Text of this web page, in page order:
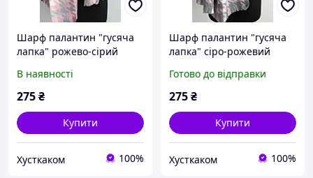
Шарф палантин "гусяча
лапка" рожево-сірий
В наявності
275₴
Купити
Хусткаком 100%
Шарф палантин "гусяча
лапка" сіро-рожевий
Готово до відправки
275₴
Купити
Хусткаком 100%